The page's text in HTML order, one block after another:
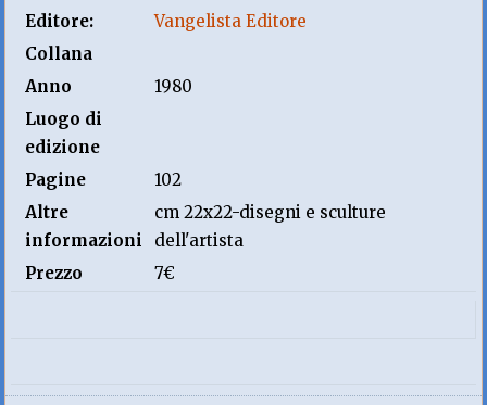
Editore:
Vangelista Editore
Collana
Anno
1980
Luogo di
edizione
Pagine
102
Altre
informazioni
cm 22x22-disegni e sculture
dell'artista
Prezzo
7€